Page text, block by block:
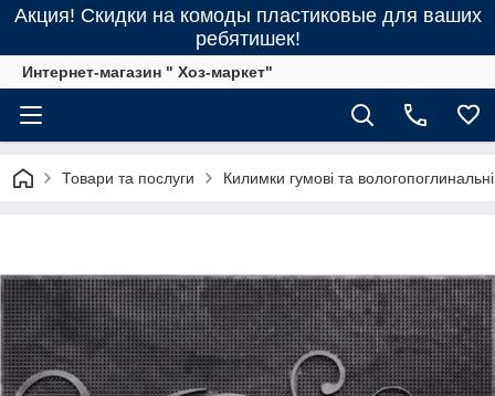
Акция! Скидки на комоды пластиковые для ваших
ребятишек!
Интернет-магазин " Хоз-маркет"
Товари та послуги Килимки гумові та